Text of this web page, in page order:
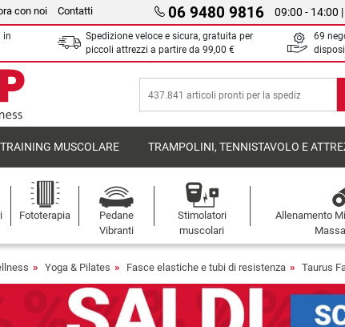
con noi Contatti 06 9480 9816 09:00 - 14:00
in
Spedizione veloce e sicura, gratuita per
piccoli attrezzi a partire da 99,00 €
69
TRAINING MUSCOLARE TRAMPOLINI, TENNISTAVOLO E
Fototerapia
Pedane
Vibranti
Stimolatori
muscolari
Allenamento
Yoga & Pilates Fasce elastiche e tubi di resistenza Taurus